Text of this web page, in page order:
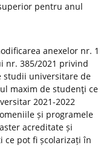
pentru anul
anexelor nr. 1
nr. 385/2021 privind
studii universitare de
maxim de studenţi ce
2021-2022
și programele
acreditate și
ce pot fi școlarizați în